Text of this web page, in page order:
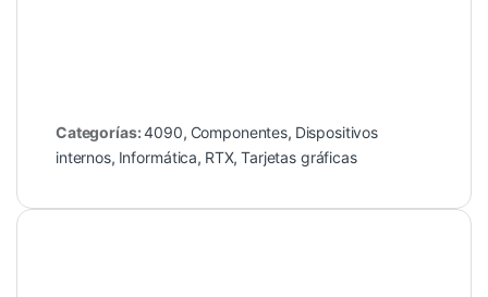
Categorías:4090, Componentes, Dispositivos
internos, Informática, RTX,Tarjetas gráficas